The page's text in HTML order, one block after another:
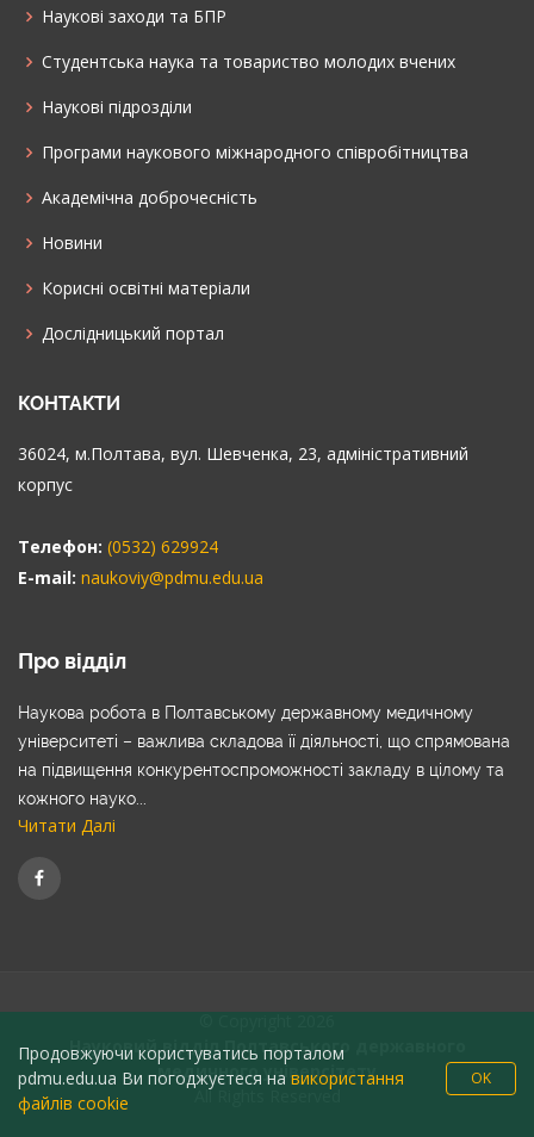
Наукові заходи та БПР
Студентська наука та товариство молодих вчених
Наукові підрозділи
Програми наукового міжнародного співробітництва
Академічна доброчесність
Новини
Корисні освітні матеріали
Дослідницький портал
КОНТАКТИ
36024, м.Полтава, вул. Шевченка, 23, адміністративний
корпус
Телефон: (0532) 629924
E-mail: naukoviy@pdmu.edu.ua
Про відділ
Наукова робота в Полтавському державному медичному
університеті – важлива складова її діяльності, що спрямована
на підвищення конкурентоспроможності закладу в цілому та
кожного науко...
Читати Далі
Науковий відділ Полтавського державного
медичного універсітету
All Rights Reserved
Продовжуючи користуватись порталом
pdmu.edu.ua Ви погоджуєтеся на використання
файлів cookie
OK